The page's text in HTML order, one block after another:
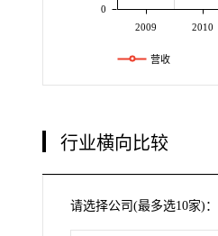
2009 2010
0
营收
行业横向比较
请选择公司(最多选10家)：